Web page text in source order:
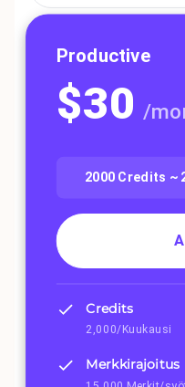
Productive
$30 /
2000 Credits ~
Credits
2,000/Kuukausi
Merkkirajoitus